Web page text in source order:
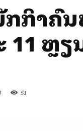
ກິລາຄົ
11 ຫຼ
51